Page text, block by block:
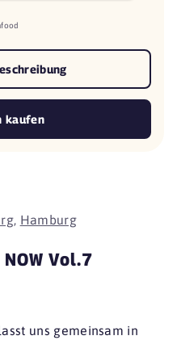
, Hamburg
NOW Vol.7
uns gemeinsam in
kaufen